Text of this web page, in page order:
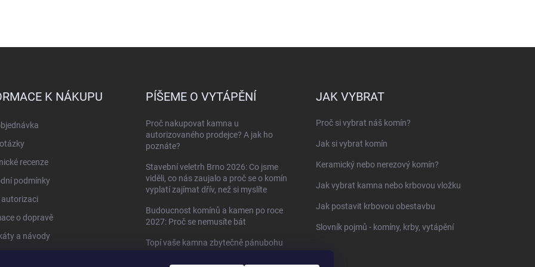
K NÁKUPU
recenze
podmínky
autorizaci
o dopravě
a návody
PÍŠEME O VYTÁPĚNÍ
Proč nakupovat kamna u
autorizovaného prodejce? A jak ho
poznáte?
Stavební veletrh Brno 2026: Co jsme
viděli, co nás zaujalo a proč se o komín
vyplatí zajímat dřív, než si myslíte
Budoucnost komínů a kamen po roce
2027: Proč se nemusíte bát
Topí vaše kamna zbytečně pánubohu
JAK VYBRAT
Proč si vybrat náš komín?
Jak si vybrat komín
Keramický nebo nerezový komín?
Jak vybrat kamna nebo krbovou vložku
Jak postavit krbovou obestavbu
Slovník pojmů - komíny, krby, vytápění